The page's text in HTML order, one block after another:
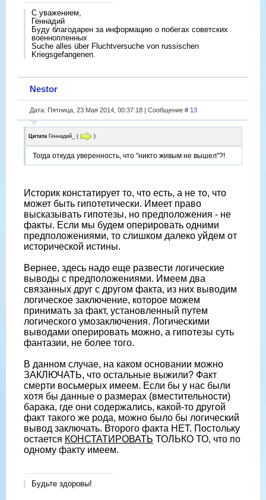
С уважением,
Геннадий
Буду благодарен за информацию о побегах советских
военнопленных
Suche alles über Fluchtversuche von russischen
Kriegsgefangenen.
Nestor
Дата: Пятница, 23 Мая 2014, 00:37:18 | Сообщение # 13
Цитата Геннадий_ ( )
Тогда откуда уверенность, что "никто живым не вышел"?!
Историк констатирует то, что есть, а не то, что
может быть гипотетически. Имеет право
высказывать гипотезы, но предположения - не
факты. Если мы будем оперировать одними
предположениями, то слишком далеко уйдем от
исторической истины.
Вернее, здесь надо еще развести логические
выводы с предположениями. Имеем два
связанных друг с другом факта, из них выводим
логическое заключение, которое можем
принимать за факт, установленный путем
логического умозаключения. Логическими
выводами оперировать можно, а гипотезы суть
фантазии, не более того.
В данном случае, на каком основании можно
ЗАКЛЮЧАТЬ, что остальные выжили? Факт
смерти восьмерых имеем. Если бы у нас были
хотя бы данные о размерах (вместительности)
барака, где они содержались, какой-то другой
факт такого же рода, можно было бы логический
вывод заключать. Второго факта НЕТ. Постольку
остается КОНСТАТИРОВАТЬ ТОЛЬКО ТО, что по
одному факту имеем.
Будьте здоровы!